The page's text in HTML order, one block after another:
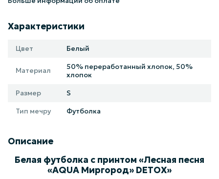
Характеристики
Цвет Белый
Материал
50% переработанный хлопок, 50%
хлопок
Размер S
Тип мечру Футболка
Описание
Белая футболка с принтом «Лесная песня
«AQUA Миргород» DETOX»